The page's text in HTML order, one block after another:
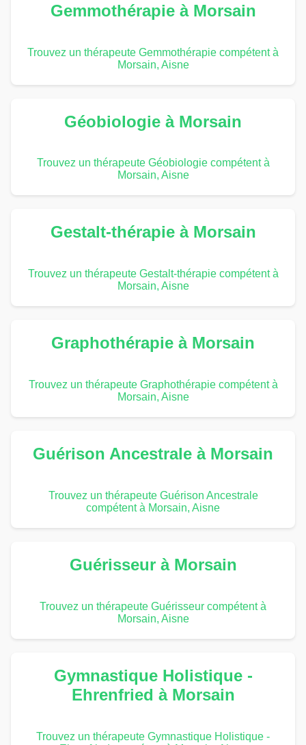
Gemmothérapie à Morsain
Trouvez un thérapeute Gemmothérapie compétent à
Morsain, Aisne
Géobiologie à Morsain
Trouvez un thérapeute Géobiologie compétent à
Morsain, Aisne
Gestalt-thérapie à Morsain
Trouvez un thérapeute Gestalt-thérapie compétent à
Morsain, Aisne
Graphothérapie à Morsain
Trouvez un thérapeute Graphothérapie compétent à
Morsain, Aisne
Guérison Ancestrale à Morsain
Trouvez un thérapeute Guérison Ancestrale
compétent à Morsain, Aisne
Guérisseur à Morsain
Trouvez un thérapeute Guérisseur compétent à
Morsain, Aisne
Gymnastique Holistique -
Ehrenfried à Morsain
Trouvez un thérapeute Gymnastique Holistique -